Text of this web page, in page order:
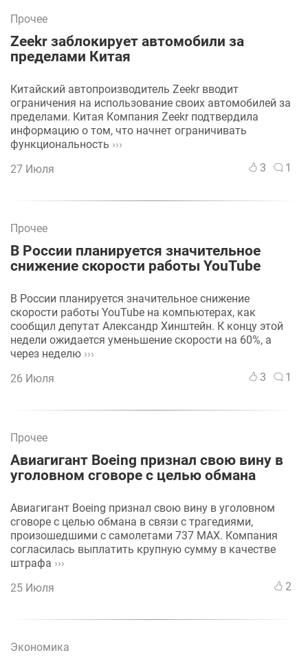
Прочее
Zeekr заблокирует автомобили за
пределами Китая
Китайский автопроизводитель Zeekr вводит
ограничения на использование своих автомобилей за
пределами. Китая Компания Zeekr подтвердила
информацию о том, что начнет ограничивать
функциональность ›››
27 Июля
3 1
Прочее
В России планируется значительное
снижение скорости работы YouTube
В России планируется значительное снижение
скорости работы YouTube на компьютерах, как
сообщил депутат Александр Хинштейн. К концу этой
недели ожидается уменьшение скорости на 60%, а
через неделю ›››
26 Июля
3 1
Прочее
Авиагигант Boeing признал свою вину в
уголовном сговоре с целью обмана
Авиагигант Boeing признал свою вину в уголовном
сговоре с целью обмана в связи с трагедиями,
произошедшими с самолетами 737 MAX. Компания
согласилась выплатить крупную сумму в качестве
штрафа ›››
25 Июля
2
Экономика